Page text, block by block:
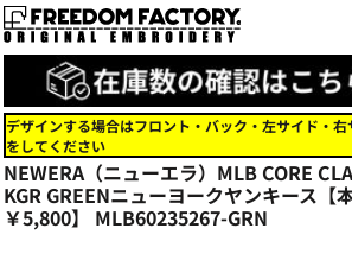
デザインする場合はフロント・バック・左サイド・
をしてください
NEWERA（ニューエラ）MLB CORE
KGR GREENニューヨークヤンキース【
￥5,800】 MLB60235267-GRN